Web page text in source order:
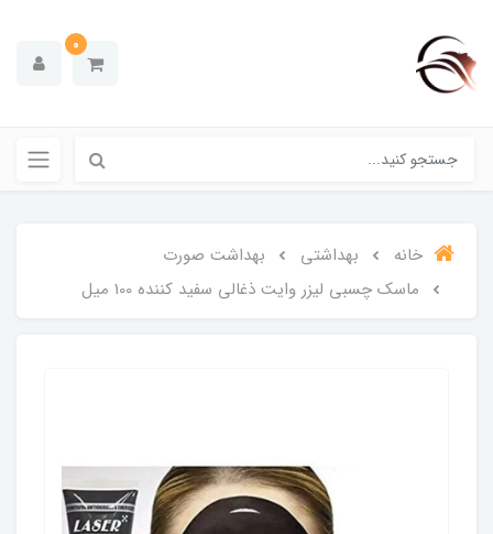
0
خانه بهداشتی
بهداشت صورت
ماسک چسبی لیزر وایت ذغالی سفید کننده 100 میل